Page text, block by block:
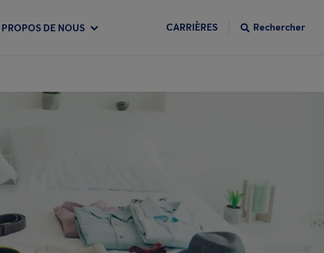
DE NOUS CARRIÈRES Rechercher